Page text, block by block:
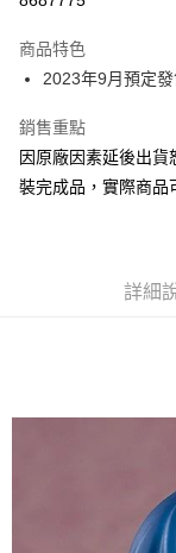
大哥付你分期
相關說明
【大哥付你分期使用說
1.本服務由台灣大哥大
2.付款方式選擇「大哥
流程，驗證手機門號後
法說明評估內容。
用戶於交易時，得透
買賣價金債權讓與本
2.基於同意付款使用
資料（包含姓名、電
ATM付款
運送方式
預購-付款後全家取
每筆NT$90，滿
每筆NT$90，滿
商品特色
2023年9月預定發
銷售重點
因原廠因素延後出
裝完成品，實際商品
詳細